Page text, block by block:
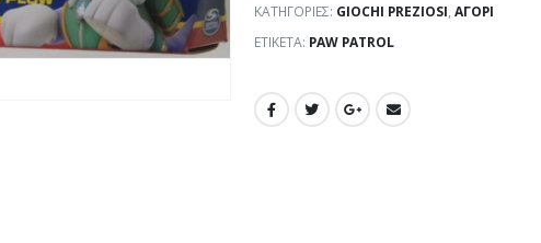
ΚΑΤΗΓΟΡΊΕΣ: GIOCHI PREZIOSI, ΑΓΌΡΙ
ΕΤΙΚΈΤΑ: PAW PATROL